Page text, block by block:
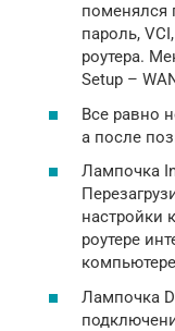
поменялся
пароль,
роутера.
Setup –
Все равно
а после
Лампочка
настройки
роутере
Лампочка